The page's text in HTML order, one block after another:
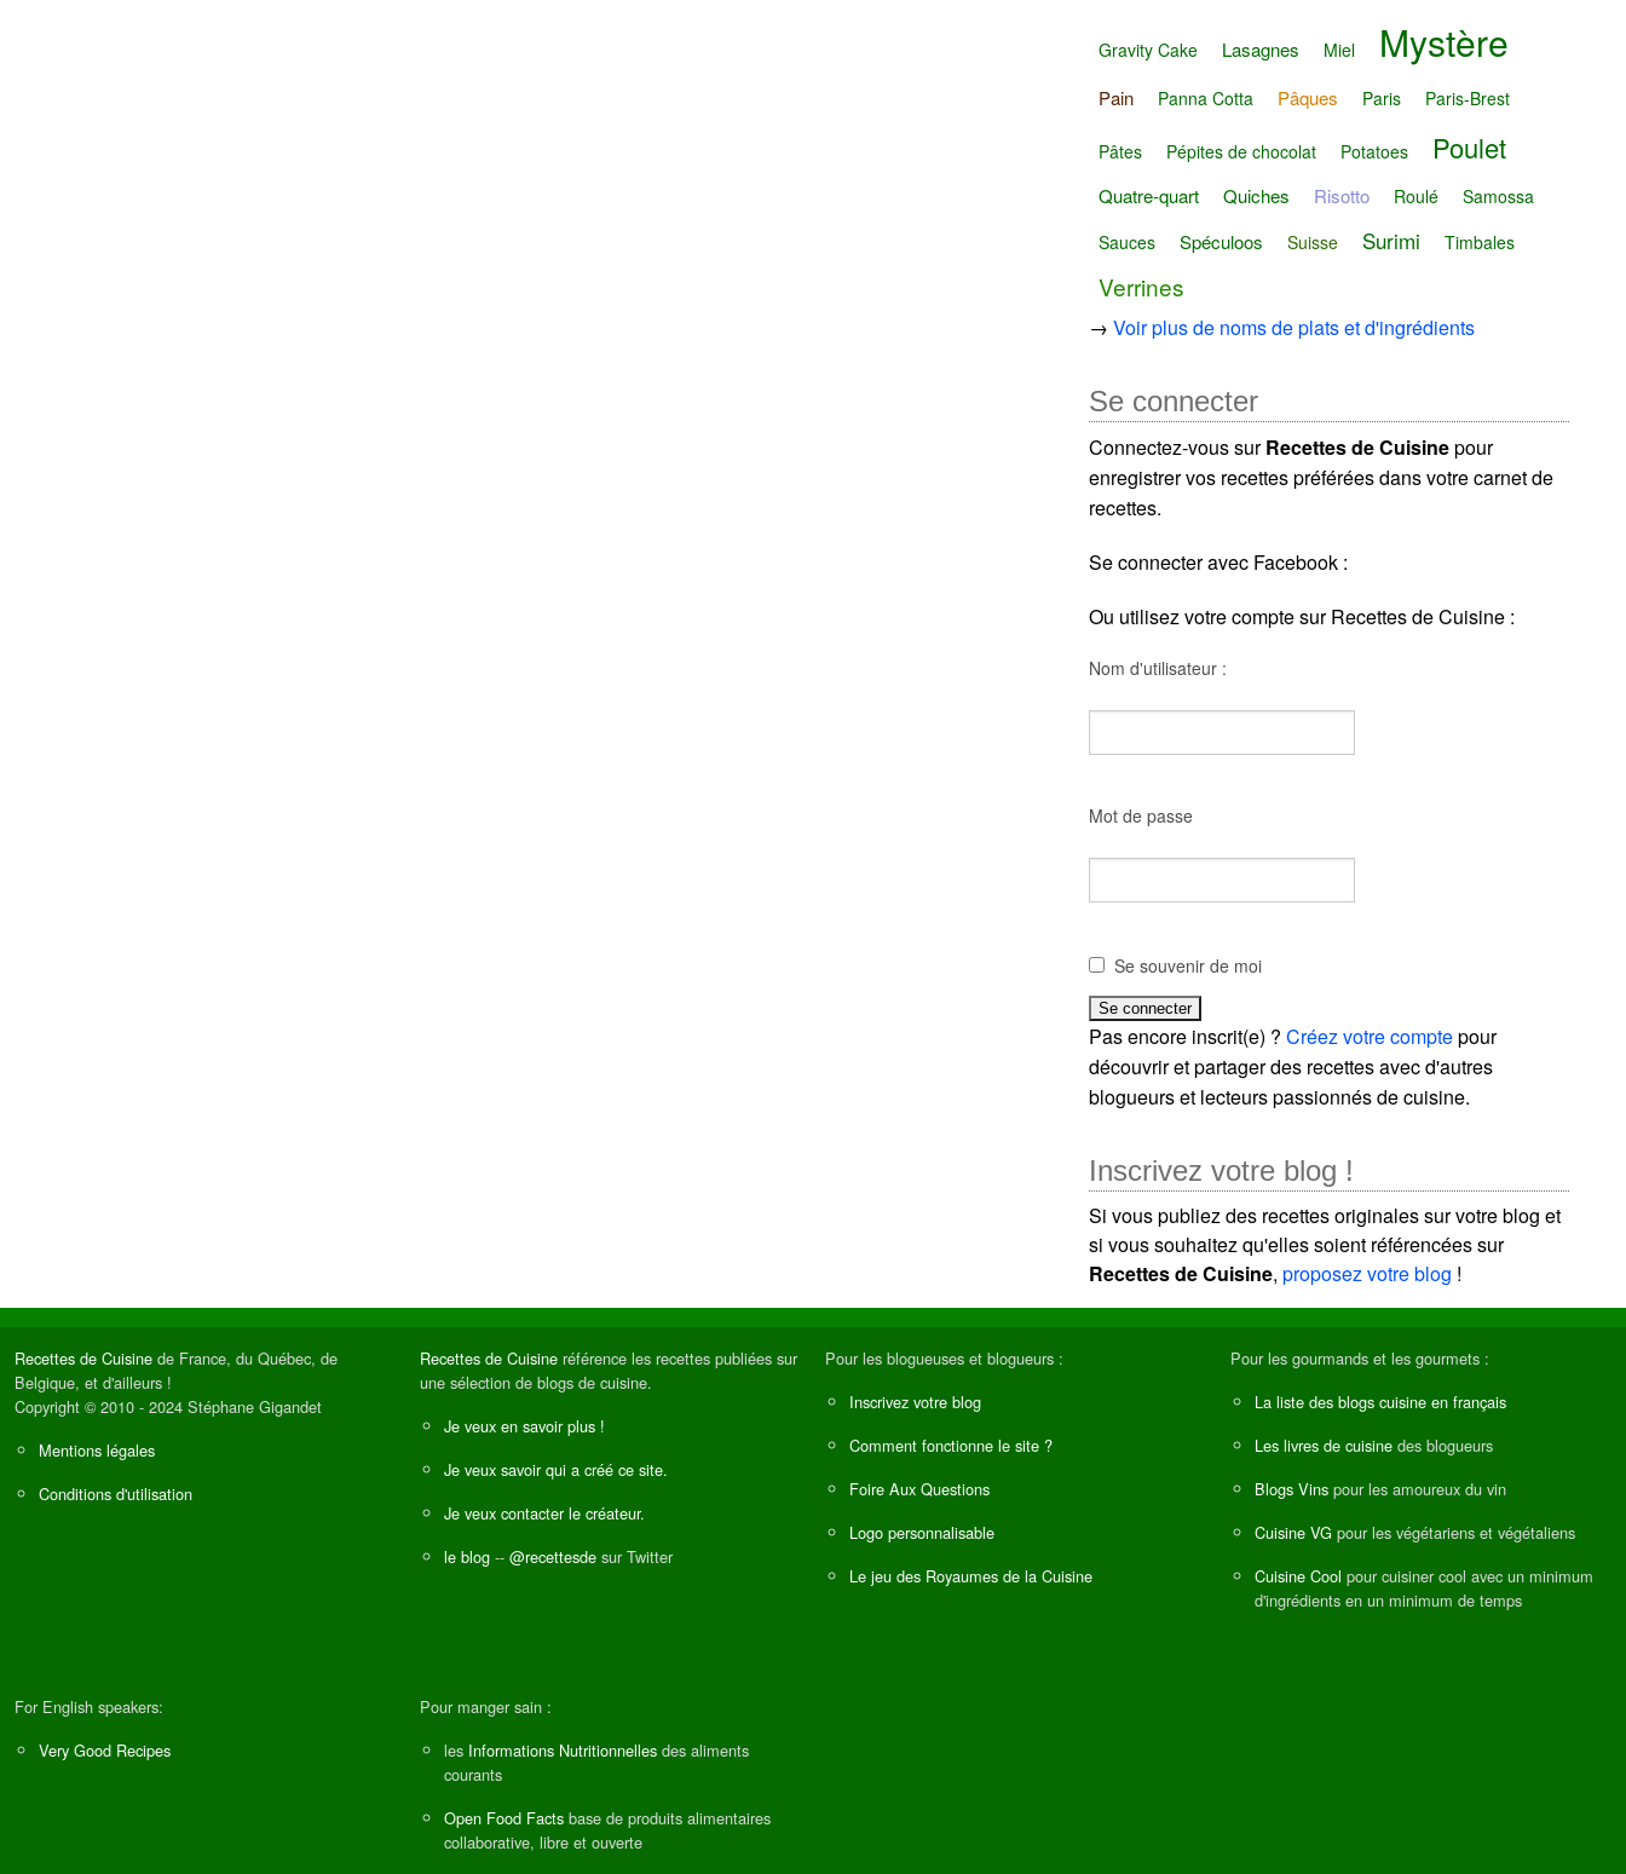
Gravity Cake Lasagnes Miel Mystère
Pain Panna Cotta Pâques Paris Paris-Brest
Pâtes Pépites de chocolat Potatoes Poulet
Quatre-quart Quiches Risotto Roulé
Samossa
Sauces
Spéculoos Suisse Surimi Timbales
Verrines
→Voir plus de noms de plats et d'ingrédients
Se connecter
Connectez-vous surRecettes de Cuisinepour
enregistrer vos recettes préférées dans votre carnet de
recettes.
Se connecter avec Facebook :
Ou utilisez votre compte sur Recettes de Cuisine :
Nom d'utilisateur :
Mot de passe
Se souvenir de moi
Pas encore inscrit(e) ?Créez votre comptepour
découvrir et partager des recettes avec d'autres
blogueurs et lecteurs passionnés de cuisine.
Inscrivez votre blog !
Si vous publiez des recettes originales sur votre blog et
si vous souhaitez qu'elles soient référencées sur
Recettes de Cuisine,proposez votre blog !
Recettes de Cuisine de France, du Québec, de
Belgique, et d'ailleurs !
Copyright © 2010 - 2024 Stéphane Gigandet
Mentions légales
Conditions d'utilisation
Recettes de Cuisine référence les recettes publiées sur
une sélection de blogs de cuisine.
Je veux en savoir plus !
Je veux savoir qui a créé ce site.
Je veux contacter le créateur.
le blog -- @recettesde sur Twitter
Pour les blogueuses et blogueurs :
Inscrivez votre blog
Comment fonctionne le site ?
Foire Aux Questions
Logo personnalisable
Le jeu des Royaumes de la Cuisine
Pour les gourmands et les gourmets :
La liste des blogs cuisine en français
Les livres de cuisine des blogueurs
Blogs Vins pour les amoureux du vin
Cuisine VG pour les végétariens et végétaliens
Cuisine Cool pour cuisiner cool avec un minimum
d'ingrédients en un minimum de temps
For English speakers:
Very Good Recipes
Pour manger sain :
les Informations Nutritionnelles des aliments
courants
Open Food Facts base de produits alimentaires
collaborative, libre et ouverte